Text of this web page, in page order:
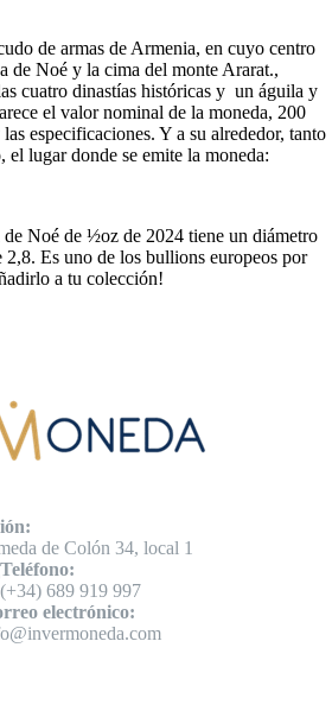
de armas de Armenia, en cuyo centro
de Noé y la cima del monte Ararat.,
cuatro dinastías históricas y un águila y
el valor nominal de la moneda, 200
especificaciones. Y a su alrededor, tanto
el lugar donde se emite la moneda:
de Noé de ½oz de 2024 tiene un diámetro
Es uno de los bullions europeos por
a tu colección!
de Colón 34, local 1
Teléfono:
(+34) 689 919 997
electrónico: